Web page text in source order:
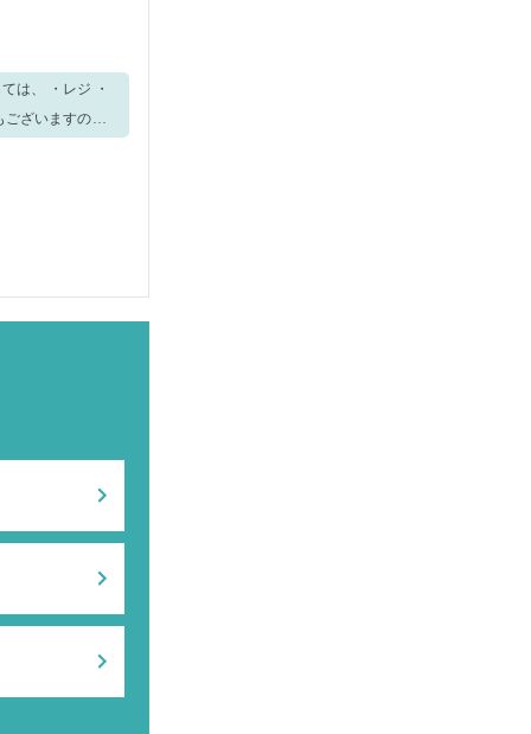
ございますの